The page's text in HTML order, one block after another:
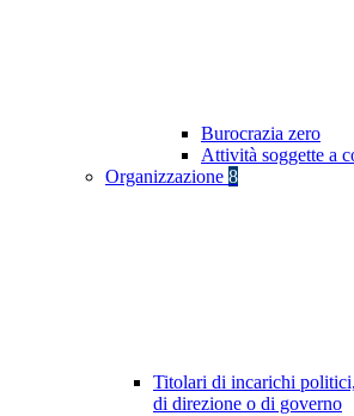
Burocrazia zero
Attività soggette a
Organizzazione 8
Titolari di incarichi
di direzione o di governo